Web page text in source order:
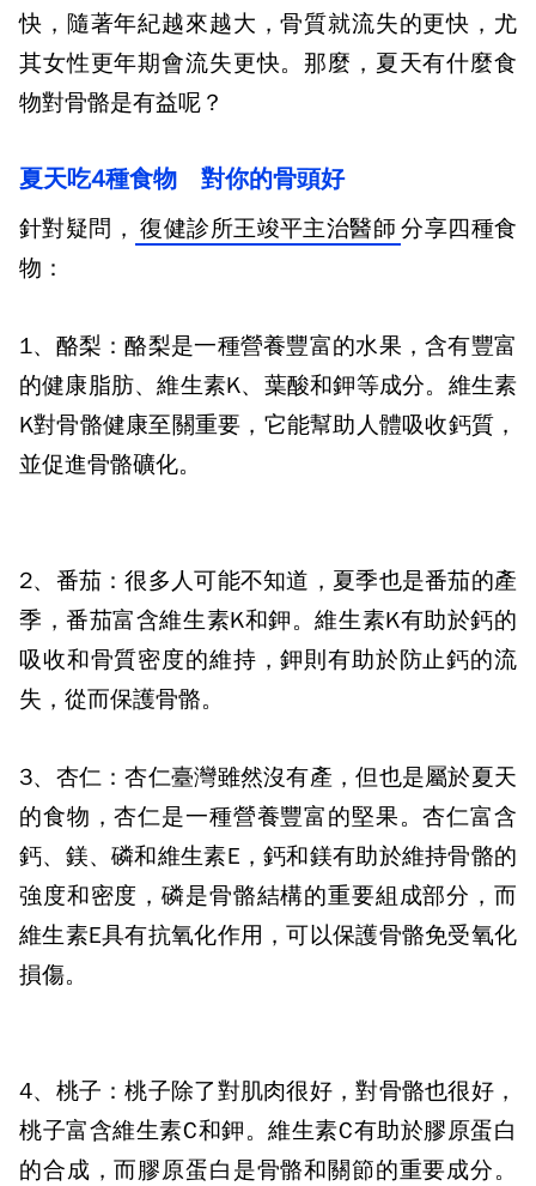
快，隨著年紀越來越大，骨質就流失的更快，尤
其女性更年期會流失更快。那麼，夏天有什麼食
物對骨骼是有益呢？
夏天吃4種食物 對你的骨頭好
針對疑問， 復健診所王竣平主治醫師 分享四種食
物：
1、酪梨：酪梨是一種營養豐富的水果，含有豐富
的健康脂肪、維生素K、葉酸和鉀等成分。維生素
K對骨骼健康至關重要，它能幫助人體吸收鈣質，
並促進骨骼礦化。
2、番茄：很多人可能不知道，夏季也是番茄的產
季，番茄富含維生素K和鉀。維生素K有助於鈣的
吸收和骨質密度的維持，鉀則有助於防止鈣的流
失，從而保護骨骼。
3、杏仁：杏仁臺灣雖然沒有產，但也是屬於夏天
的食物，杏仁是一種營養豐富的堅果。杏仁富含
鈣、鎂、磷和維生素E ，鈣和鎂有助於維持骨骼的
強度和密度，磷是骨骼結構的重要組成部分，而
維生素E具有抗氧化作用，可以保護骨骼免受氧化
損傷。
4、桃子：桃子除了對肌肉很好，對骨骼也很好，
桃子富含維生素C和鉀。維生素C有助於膠原蛋白
的合成，而膠原蛋白是骨骼和關節的重要成分。